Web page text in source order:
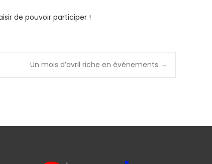
de pouvoir participer !
Un mois d’avril riche en événements →